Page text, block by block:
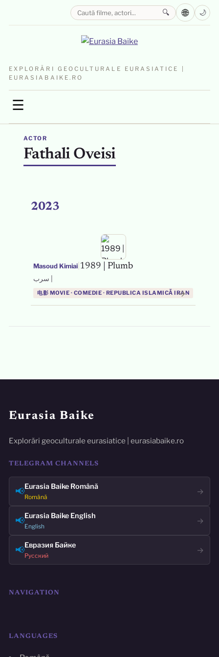
EXPLORĂRI GEOCULTURALE EURASIATICE |
EURASIABAIKE.RO
☰
🔍 🌐 🌙
ACTOR
Fathali Oveisi
2023
Masoud Kimiai 1989 | Plumb
电影 MOVIE · COMEDIE · REPUBLICA ISLAMICĂ IRAN
→
Eurasia Baike
Explorări geoculturale eurasiatice | eurasiabaike.ro
TELEGRAM CHANNELS
📢Eurasia Baike Română
Română
→
📢Eurasia Baike English
English
→
📢Евразия Байке
Русский
→
NAVIGATION
LANGUAGES